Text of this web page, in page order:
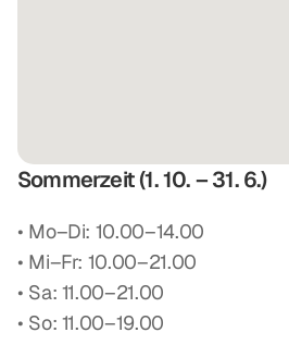
Sommerzeit (1. 10. – 31. 6.)
• Mo–Di: 10.00–14.00
• Mi–Fr: 10.00–21.00
• Sa: 11.00–21.00
• So: 11.00–19.00